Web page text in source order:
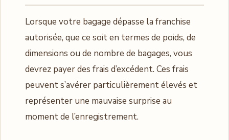
Lorsque votre bagage dépasse la franchise
autorisée, que ce soit en termes de poids, de
dimensions ou de nombre de bagages, vous
devrez payer des frais d’excédent. Ces frais
peuvent s’avérer particulièrement élevés et
représenter une mauvaise surprise au
moment de l’enregistrement.